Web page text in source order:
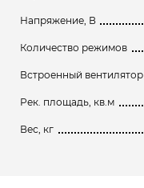
Напряжение, В
Количество режимов
Встроенный вентилятор
Рек. площадь, кв.м
Вес, кг